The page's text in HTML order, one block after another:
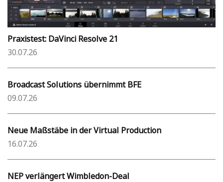
Praxistest: DaVinci Resolve 21
30.07.26
Broadcast Solutions übernimmt BFE
09.07.26
Neue Maßstäbe in der Virtual Production
16.07.26
NEP verlängert Wimbledon-Deal